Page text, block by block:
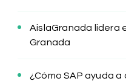
AislaGranada lidera
Granada
¿Cómo SAP ayuda